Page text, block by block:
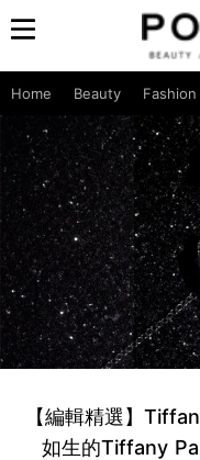
Home Beauty Fashion
【編輯精選】
如生的Tiffany